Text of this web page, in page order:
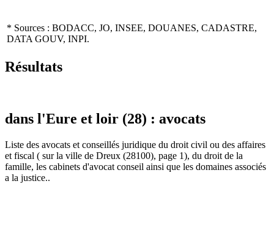
* Sources : BODACC, JO, INSEE, DOUANES, CADASTRE,
DATA GOUV, INPI.
Résultats
dans l'Eure et loir (28) : avocats
Liste des avocats et conseillés juridique du droit civil ou des affaires
et fiscal ( sur la ville de Dreux (28100), page 1), du droit de la
famille, les cabinets d'avocat conseil ainsi que les domaines associés
a la justice..